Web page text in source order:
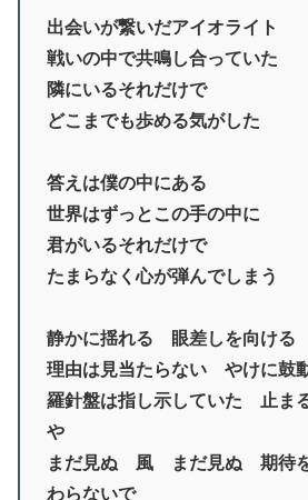
出会いが繋いだアイオライト
戦いの中で共鳴し合っていた
隣にいるそれだけで
どこまでも歩める気がした
答えは僕の中にある
世界はずっとこの手の中に
君がいるそれだけで
たまらなく心が弾んでしまう
静かに揺れる 眼差しを向ける
理由は見当たらない やけに鼓
羅針盤は指し示していた 止ま
や
まだ見ぬ 風 まだ見ぬ 期待
わらないで